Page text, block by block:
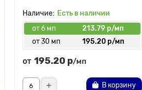
Есть в наличии
от 6 мп
213.79 р/мп
от 30 мп
195.20 р/мп
от 195.20 р/мп
В корзину